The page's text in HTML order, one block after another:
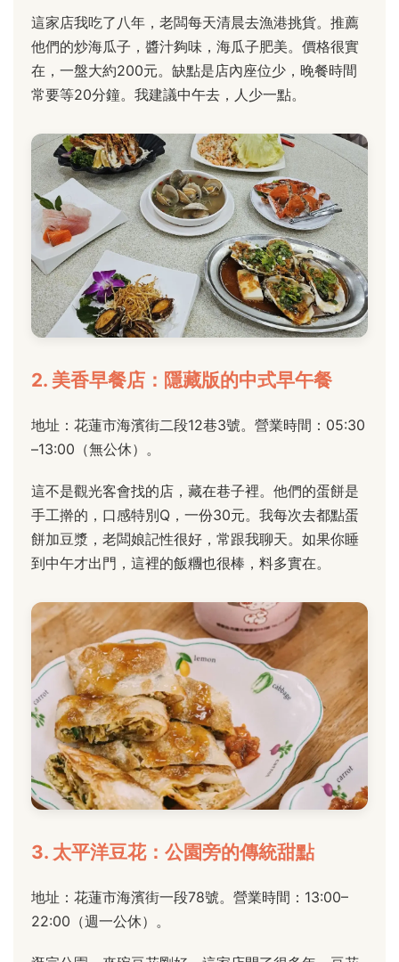
這家店我吃了八年，老闆每天清晨去漁港挑貨。推薦
他們的炒海瓜子，醬汁夠味，海瓜子肥美。價格很實
在，一盤大約200元。缺點是店內座位少，晚餐時間
常要等20分鐘。我建議中午去，人少一點。
2. 美香早餐店：隱藏版的中式早午餐
地址：花蓮市海濱街二段12巷3號。營業時間：05:30
–13:00（無公休）。
這不是觀光客會找的店，藏在巷子裡。他們的蛋餅是
手工擀的，口感特別Q，一份30元。我每次去都點蛋
餅加豆漿，老闆娘記性很好，常跟我聊天。如果你睡
到中午才出門，這裡的飯糰也很棒，料多實在。
3. 太平洋豆花：公園旁的傳統甜點
地址：花蓮市海濱街一段78號。營業時間：13:00–
22:00（週一公休）。